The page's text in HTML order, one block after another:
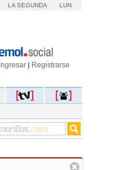
LA SEGUNDA LUN
Ingresar | Registrarse